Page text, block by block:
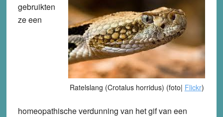
Ratelslang (Crotalus horridus) (foto| Flickr)
gebruikten
ze een
homeopathische verdunning van het gif van een